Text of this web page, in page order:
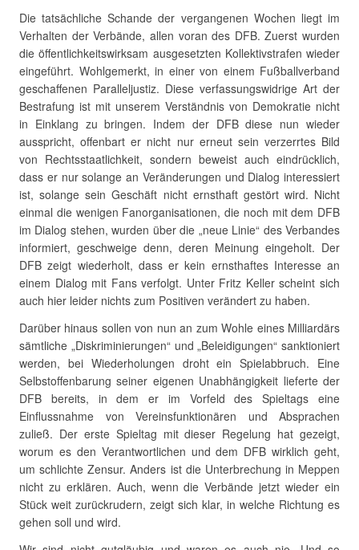
Die tatsächliche Schande der vergangenen Wochen liegt im
Verhalten der Verbände, allen voran des DFB. Zuerst wurden
die öffentlichkeitswirksam ausgesetzten Kollektivstrafen wieder
eingeführt. Wohlgemerkt, in einer von einem Fußballverband
geschaffenen Paralleljustiz. Diese verfassungswidrige Art der
Bestrafung ist mit unserem Verständnis von Demokratie nicht
in Einklang zu bringen. Indem der DFB diese nun wieder
ausspricht, offenbart er nicht nur erneut sein verzerrtes Bild
von Rechtsstaatlichkeit, sondern beweist auch eindrücklich,
dass er nur solange an Veränderungen und Dialog interessiert
ist, solange sein Geschäft nicht ernsthaft gestört wird. Nicht
einmal die wenigen Fanorganisationen, die noch mit dem DFB
im Dialog stehen, wurden über die „neue Linie“ des Verbandes
informiert, geschweige denn, deren Meinung eingeholt. Der
DFB zeigt wiederholt, dass er kein ernsthaftes Interesse an
einem Dialog mit Fans verfolgt. Unter Fritz Keller scheint sich
auch hier leider nichts zum Positiven verändert zu haben.
Darüber hinaus sollen von nun an zum Wohle eines Milliardärs
sämtliche „Diskriminierungen“ und „Beleidigungen“ sanktioniert
werden, bei Wiederholungen droht ein Spielabbruch. Eine
Selbstoffenbarung seiner eigenen Unabhängigkeit lieferte der
DFB bereits, in dem er im Vorfeld des Spieltags eine
Einflussnahme von Vereinsfunktionären und Absprachen
zuließ. Der erste Spieltag mit dieser Regelung hat gezeigt,
worum es den Verantwortlichen und dem DFB wirklich geht,
um schlichte Zensur. Anders ist die Unterbrechung in Meppen
nicht zu erklären. Auch, wenn die Verbände jetzt wieder ein
Stück weit zurückrudern, zeigt sich klar, in welche Richtung es
gehen soll und wird.